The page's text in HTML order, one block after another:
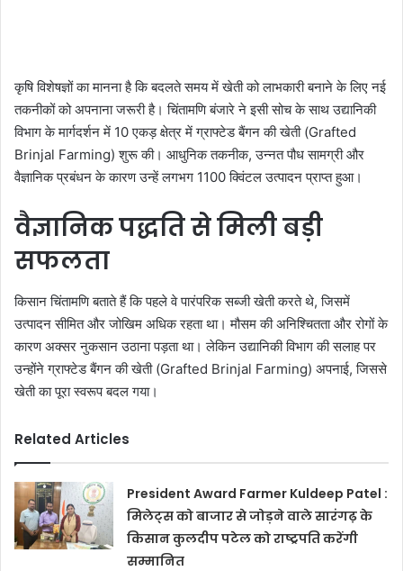
कृषि विशेषज्ञों का मानना है कि बदलते समय में खेती को लाभकारी बनाने के लिए नई
तकनीकों को अपनाना जरूरी है। चिंतामणि बंजारे ने इसी सोच के साथ उद्यानिकी
विभाग के मार्गदर्शन में 10 एकड़ क्षेत्र में ग्राफ्टेड बैंगन की खेती (Grafted
Brinjal Farming) शुरू की। आधुनिक तकनीक, उन्नत पौध सामग्री और
वैज्ञानिक प्रबंधन के कारण उन्हें लगभग 1100 क्विंटल उत्पादन प्राप्त हुआ।
वैज्ञानिक पद्धति से मिली बड़ी
सफलता
किसान चिंतामणि बताते हैं कि पहले वे पारंपरिक सब्जी खेती करते थे, जिसमें
उत्पादन सीमित और जोखिम अधिक रहता था। मौसम की अनिश्चितता और रोगों के
कारण अक्सर नुकसान उठाना पड़ता था। लेकिन उद्यानिकी विभाग की सलाह पर
उन्होंने ग्राफ्टेड बैंगन की खेती (Grafted Brinjal Farming) अपनाई, जिससे
खेती का पूरा स्वरूप बदल गया।
Related Articles
President Award Farmer Kuldeep Patel :
मिलेट्स को बाजार से जोड़ने वाले सारंगढ़ के
किसान कुलदीप पटेल को राष्ट्रपति करेंगी
सम्मानित